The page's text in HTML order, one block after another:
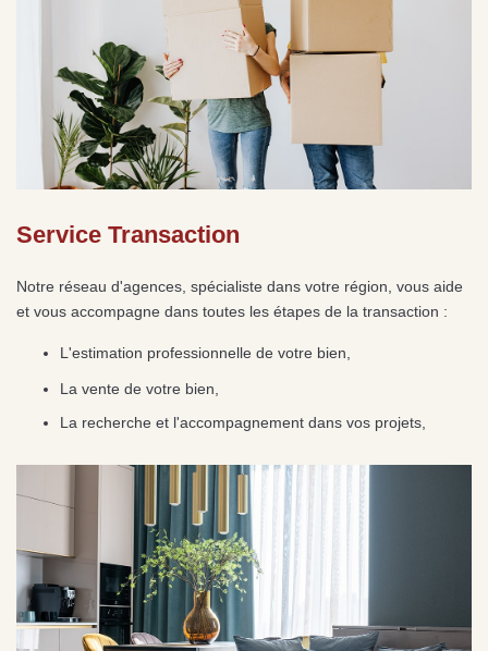
Lire la suite
conséquences ?
Lire la suite
Rapide et gratuit, recevez votre estimation
en quelques clics.
Estimer mon bien maintenant
Service Transaction
Notre réseau d'agences, spécialiste dans votre région, vous aide
et vous accompagne dans toutes les étapes de la transaction :
L'estimation professionnelle de votre bien,
La vente de votre bien,
La recherche et l'accompagnement dans vos projets,